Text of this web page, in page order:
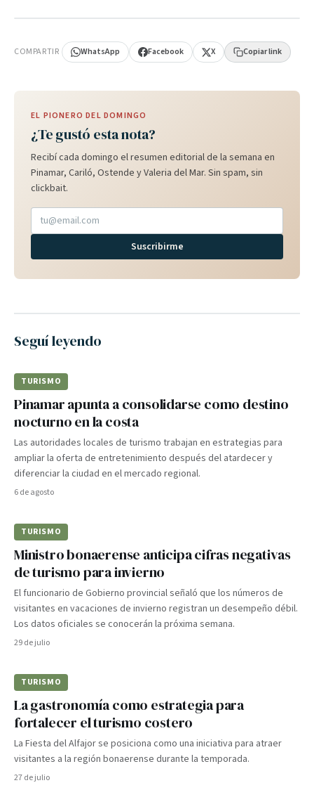
COMPARTIR WhatsApp Facebook X Copiar link
EL PIONERO DEL DOMINGO
¿Te gustó esta nota?
Recibí cada domingo el resumen editorial de la semana en
Pinamar, Cariló, Ostende y Valeria del Mar. Sin spam, sin
clickbait.
Suscribirme
Seguí leyendo
TURISMO
Pinamar apunta a consolidarse como destino
nocturno en la costa
Las autoridades locales de turismo trabajan en estrategias para
ampliar la oferta de entretenimiento después del atardecer y
diferenciar la ciudad en el mercado regional.
6 de agosto
TURISMO
Ministro bonaerense anticipa cifras negativas
de turismo para invierno
El funcionario de Gobierno provincial señaló que los números de
visitantes en vacaciones de invierno registran un desempeño débil.
Los datos oficiales se conocerán la próxima semana.
29 de julio
TURISMO
La gastronomía como estrategia para
fortalecer el turismo costero
La Fiesta del Alfajor se posiciona como una iniciativa para atraer
visitantes a la región bonaerense durante la temporada.
27 de julio